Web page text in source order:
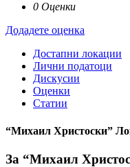
0 Оценки
Додадете оценка
Достапни локации
Лични податоци
Дискусии
Оценки
Статии
“Михаил Христоски”
За “Михаил